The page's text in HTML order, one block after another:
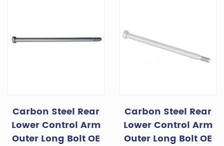
Carbon Steel Rear
Lower Control Arm
Outer Long Bolt OE
Carbon Steel Rear
Lower Control Arm
Outer Long Bolt OE